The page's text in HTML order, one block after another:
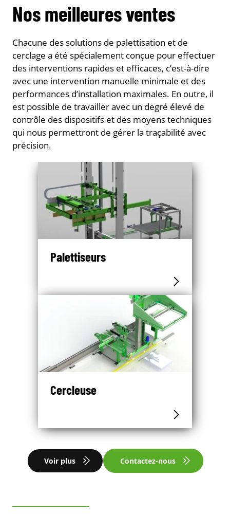
Nos meilleures ventes
Chacune des solutions de palettisation et de
cerclage a été spécialement conçue pour effectuer
des interventions rapides et efficaces, c’est-à-dire
avec une intervention manuelle minimale et des
performances d’installation maximales. En outre, il
est possible de travailler avec un degré élevé de
contrôle des dispositifs et des moyens techniques
qui nous permettront de gérer la traçabilité avec
précision.
Palettiseurs
Cercleuse
Voir plus Contactez-nous